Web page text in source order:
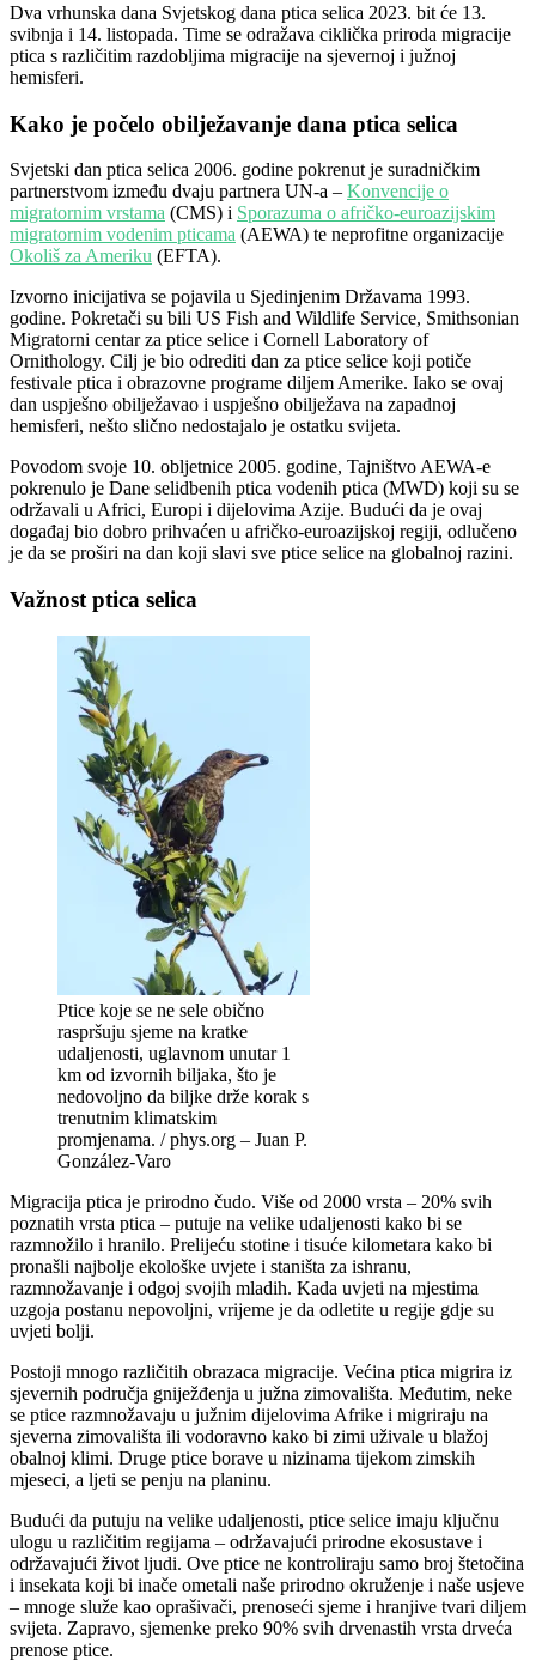
Dva vrhunska dana Svjetskog dana ptica selica 2023. bit će 13.
svibnja i 14. listopada. Time se odražava ciklička priroda migracije
ptica s različitim razdobljima migracije na sjevernoj i južnoj
hemisferi.
Kako je počelo obilježavanje dana ptica selica
Svjetski dan ptica selica 2006. godine pokrenut je suradničkim
partnerstvom između dvaju partnera UN-a – Konvencije o
migratornim vrstama (CMS) i Sporazuma o afričko-euroazijskim
migratornim vodenim pticama (AEWA) te neprofitne organizacije
Okoliš za Ameriku (EFTA).
Izvorno inicijativa se pojavila u Sjedinjenim Državama 1993.
godine. Pokretači su bili US Fish and Wildlife Service, Smithsonian
Migratorni centar za ptice selice i Cornell Laboratory of
Ornithology. Cilj je bio odrediti dan za ptice selice koji potiče
festivale ptica i obrazovne programe diljem Amerike. Iako se ovaj
dan uspješno obilježavao i uspješno obilježava na zapadnoj
hemisferi, nešto slično nedostajalo je ostatku svijeta.
Povodom svoje 10. obljetnice 2005. godine, Tajništvo AEWA-e
pokrenulo je Dane selidbenih ptica vodenih ptica (MWD) koji su se
održavali u Africi, Europi i dijelovima Azije. Budući da je ovaj
događaj bio dobro prihvaćen u afričko-euroazijskoj regiji, odlučeno
je da se proširi na dan koji slavi sve ptice selice na globalnoj razini.
Važnost ptica selica
Ptice koje se ne sele obično
raspršuju sjeme na kratke
udaljenosti, uglavnom unutar 1
km od izvornih biljaka, što je
nedovoljno da biljke drže korak s
trenutnim klimatskim
promjenama. / phys.org – Juan P.
González-Varo
Migracija ptica je prirodno čudo. Više od 2000 vrsta – 20% svih
poznatih vrsta ptica – putuje na velike udaljenosti kako bi se
razmnožilo i hranilo. Prelijeću stotine i tisuće kilometara kako bi
pronašli najbolje ekološke uvjete i staništa za ishranu,
razmnožavanje i odgoj svojih mladih. Kada uvjeti na mjestima
uzgoja postanu nepovoljni, vrijeme je da odletite u regije gdje su
uvjeti bolji.
Postoji mnogo različitih obrazaca migracije. Većina ptica migrira iz
sjevernih područja gniježđenja u južna zimovališta. Međutim, neke
se ptice razmnožavaju u južnim dijelovima Afrike i migriraju na
sjeverna zimovališta ili vodoravno kako bi zimi uživale u blažoj
obalnoj klimi. Druge ptice borave u nizinama tijekom zimskih
mjeseci, a ljeti se penju na planinu.
Budući da putuju na velike udaljenosti, ptice selice imaju ključnu
ulogu u različitim regijama – održavajući prirodne ekosustave i
održavajući život ljudi. Ove ptice ne kontroliraju samo broj štetočina
i insekata koji bi inače ometali naše prirodno okruženje i naše usjeve
– mnoge služe kao oprašivači, prenoseći sjeme i hranjive tvari diljem
svijeta. Zapravo, sjemenke preko 90% svih drvenastih vrsta drveća
prenose ptice.